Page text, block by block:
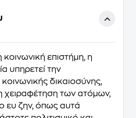
επιστήμη, η
υπηρετεί την
δικαιοσύνης,
χειραφέτηση των ατόμων,
ευ ζην, όπως αυτά